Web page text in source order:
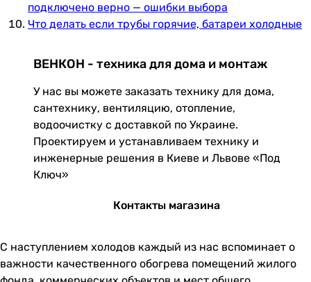
подключено верно — ошибки выбора
Что делать если трубы горячие, батареи холодные
ВЕНКОН - техника для дома и монтаж
У нас вы можете заказать технику для дома,
сантехнику, вентиляцию, отопление,
водоочистку с доставкой по Украине.
Проектируем и устанавливаем технику и
инженерные решения в Киеве и Львове «Под
Ключ»
Контакты магазина
С наступлением холодов каждый из нас вспоминает о
важности качественного обогрева помещений жилого